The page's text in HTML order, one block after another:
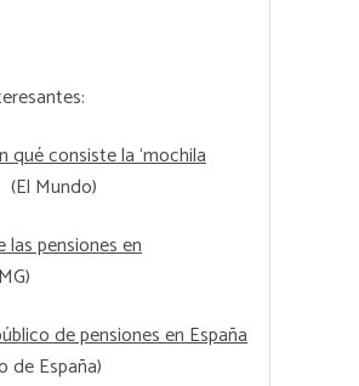
qué consiste la ‘mochila
(El Mundo)
las pensiones en
de pensiones en España
de España)